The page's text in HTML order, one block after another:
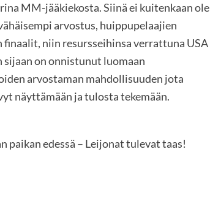
MM-jääkiekosta. Siinä ei kuitenkaan ole
arvostus, huippupelaajien
niin resursseihinsa verrattuna USA
on onnistunut luomaan
arvostaman mahdollisuuden jota
näyttämään ja tulosta tekemään.
paikan edessä – Leijonat tulevat taas!